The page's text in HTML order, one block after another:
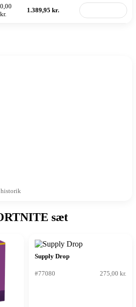
0,00
kr.
1.389,95 kr.
historik
sæt
Supply Drop
#77080 275,00 kr.